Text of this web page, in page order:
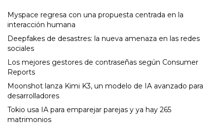
Myspace regresa con una propuesta centrada en la
interacción humana
Deepfakes de desastres: la nueva amenaza en las redes
sociales
Los mejores gestores de contraseñas según Consumer
Reports
Moonshot lanza Kimi K3, un modelo de IA avanzado para
desarrolladores
Tokio usa IA para emparejar parejas y ya hay 265
matrimonios